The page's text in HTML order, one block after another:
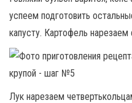
успеем подготовить
капусту. Картофель
Лук нарезаем